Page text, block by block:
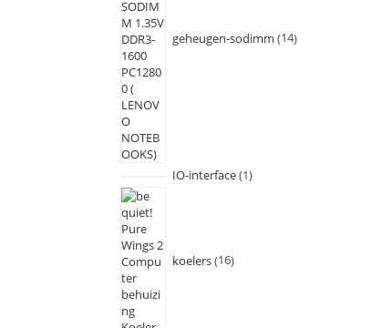
geheugen-sodimm 14
IO-interface 1
koelers 16